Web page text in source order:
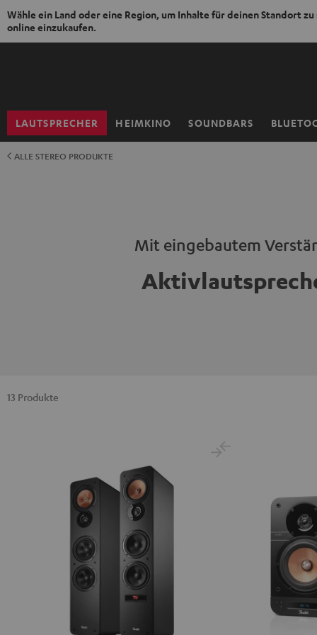
Wähle ein Land oder eine Region, um Inhalte für deinen Standort zu
online einzukaufen.
ZUM
LAUTSPRECHER HEIMKINO SOUNDBARS
Startseite
ALLE STEREO PRODUKTE
Mit eingebautem
13 Produkte